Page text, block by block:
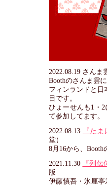
2022.08.19 さんま
Boothのさんま雲
フィンランドと日
目です。
ひょーせんも1・
て参加してます。
2022.08.13
『た
堂）
8月16から、
2021.11.30
『列
版
伊藤慎吾・氷厘